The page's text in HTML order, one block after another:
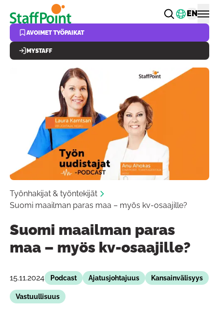
Hyppää pääsisältöön Vaihda
EN
AVOIMET TYÖPAIKAT
MYSTAFF
Työnhakijat & työntekijät
Suomi maailman paras maa – myös kv-osaajille?
Suomi maailman paras
maa – myös kv-osaajille?
15.11.2024 Podcast Ajatusjohtajuus Kansainvälisyys
Vastuullisuus